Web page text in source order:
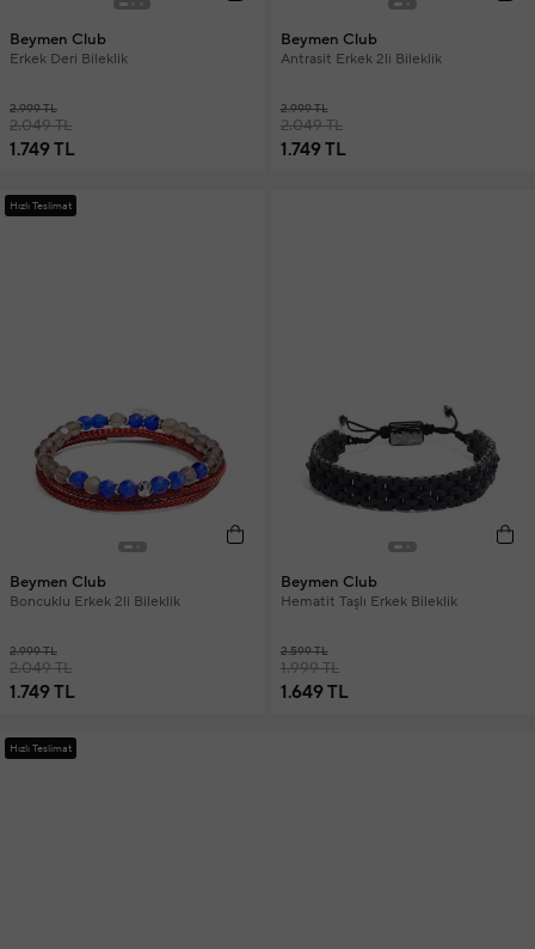
Beymen Club
Erkek Deri Bileklik
2.999 TL
2.049 TL
1.749 TL
Beymen Club
Antrasit Erkek 2li Bileklik
2.999 TL
2.049 TL
1.749 TL
Hızlı Teslimat
Beymen Club
Boncuklu Erkek 2li Bileklik
2.999 TL
2.049 TL
1.749 TL
Beymen Club
Hematit Taşlı Erkek Bileklik
2.599 TL
1.999 TL
1.649 TL
Hızlı Teslimat